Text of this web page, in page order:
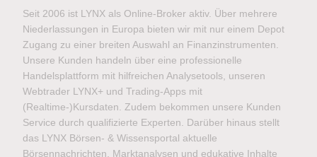
Seit 2006 ist LYNX als Online-Broker aktiv. Über mehrere
Niederlassungen in Europa bieten wir mit nur einem Depot
Zugang zu einer breiten Auswahl an Finanzinstrumenten.
Unsere Kunden handeln über eine professionelle
Handelsplattform mit hilfreichen Analysetools, unseren
Webtrader LYNX+ und Trading-Apps mit
(Realtime-)Kursdaten. Zudem bekommen unsere Kunden
Service durch qualifizierte Experten. Darüber hinaus stellt
das LYNX Börsen- & Wissensportal aktuelle
Börsennachrichten, Marktanalysen und edukative Inhalte